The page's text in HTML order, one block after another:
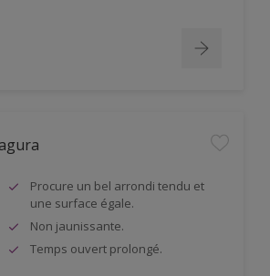
Procure un bel arrondi tendu et
une surface égale.
Non jaunissante.
Temps ouvert prolongé.